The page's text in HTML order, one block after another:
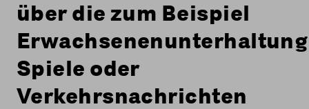
über die zum Beispiel
Spiele oder
Verkehrsnachrichten